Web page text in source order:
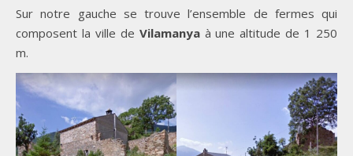
Sur notre gauche se trouve l’ensemble de fermes qui
composent la ville de Vilamanyaà une altitude de 1 250
m.